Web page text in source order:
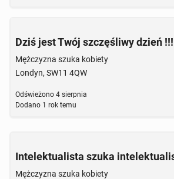
Dziś jest Twój szczęśliwy dzień !!!
Mężczyzna szuka kobiety
Londyn, SW11 4QW
Odświeżono 4 sierpnia
Dodano 1 rok temu
Intelektualista szuka
Mężczyzna szuka kobiety